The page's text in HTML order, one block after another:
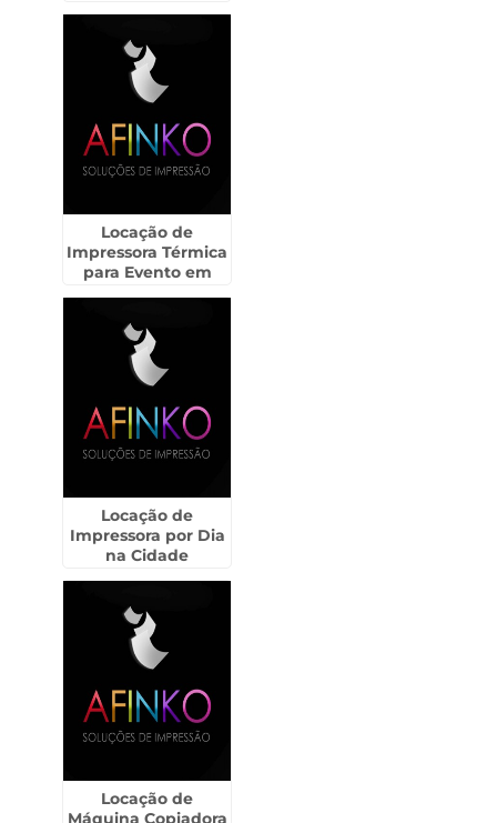
Locação de
Impressora Térmica
para Evento em
Locação de
Impressora por Dia
na Cidade
Locação de
Máquina Copiadora